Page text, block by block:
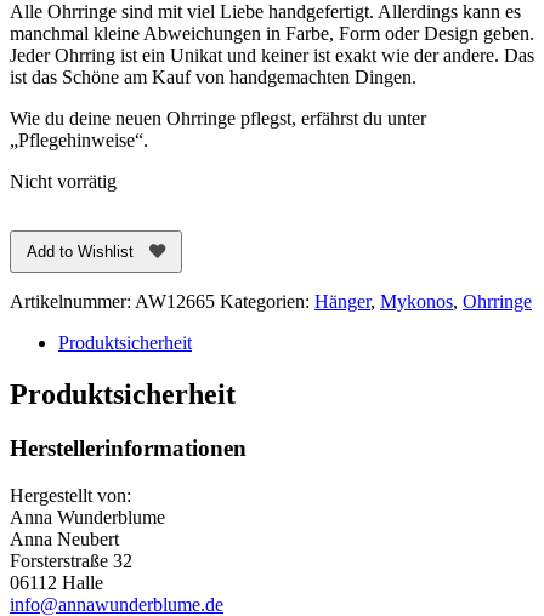
Alle Ohrringe sind mit viel Liebe handgefertigt. Allerdings kann es
manchmal kleine Abweichungen in Farbe, Form oder Design geben.
Jeder Ohrring ist ein Unikat und keiner ist exakt wie der andere. Das
ist das Schöne am Kauf von handgemachten Dingen.
Wie du deine neuen Ohrringe pflegst, erfährst du unter
„Pflegehinweise“.
Nicht vorrätig
Add to Wishlist
Artikelnummer: AW12665 Kategorien: Hänger, Mykonos, Ohrringe
Produktsicherheit
Produktsicherheit
Herstellerinformationen
Hergestellt von:
Anna Wunderblume
Anna Neubert
Forsterstraße 32
06112 Halle
info@annawunderblume.de